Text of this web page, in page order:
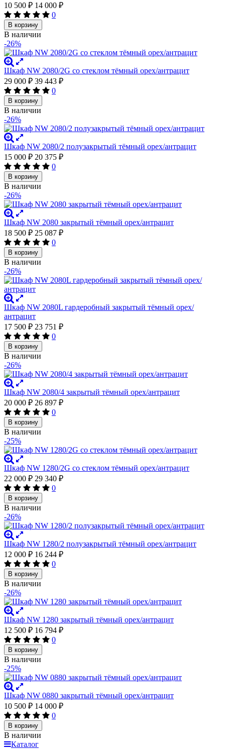
10 500 ₽ 14 000 ₽
0
В корзину
В наличии
-26%
Шкаф NW 2080/2G со стеклом тёмный орех/антрацит
29 000 ₽ 39 443 ₽
0
В корзину
В наличии
-26%
Шкаф NW 2080/2 полузакрытый тёмный орех/антрацит
15 000 ₽ 20 375 ₽
0
В корзину
В наличии
-26%
Шкаф NW 2080 закрытый тёмный орех/антрацит
18 500 ₽ 25 087 ₽
0
В корзину
В наличии
-26%
Шкаф NW 2080L гардеробный закрытый тёмный орех/
антрацит
17 500 ₽ 23 751 ₽
0
В корзину
В наличии
-26%
Шкаф NW 2080/4 закрытый тёмный орех/антрацит
20 000 ₽ 26 897 ₽
0
В корзину
В наличии
-25%
Шкаф NW 1280/2G со стеклом тёмный орех/антрацит
22 000 ₽ 29 340 ₽
0
В корзину
В наличии
-26%
Шкаф NW 1280/2 полузакрытый тёмный орех/антрацит
12 000 ₽ 16 244 ₽
0
В корзину
В наличии
-26%
Шкаф NW 1280 закрытый тёмный орех/антрацит
12 500 ₽ 16 794 ₽
0
В корзину
В наличии
-25%
Шкаф NW 0880 закрытый тёмный орех/антрацит
10 500 ₽ 14 000 ₽
0
В корзину
В наличии
Каталог